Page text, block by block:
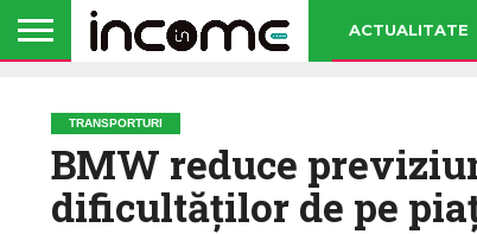
ACTUALITATE
TRANSPORTURI
BMW reduce
dificultăților de pe